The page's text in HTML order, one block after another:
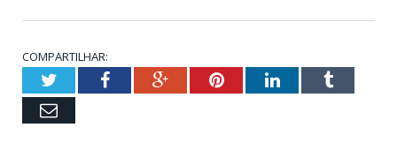
COMPARTILHAR:
TwitterFacebookGoogle+PinterestLinkedInTumblr
Email